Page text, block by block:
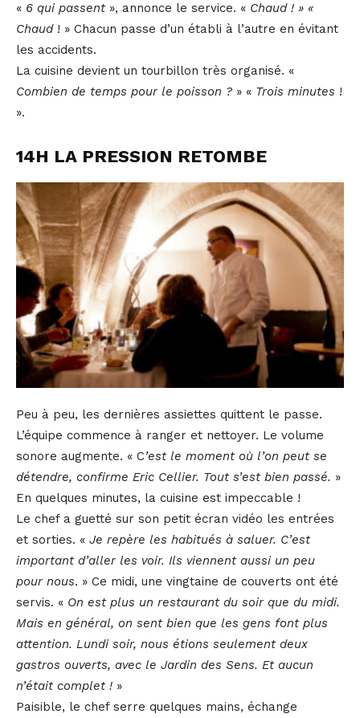
« 6 qui passent », annonce le service. « Chaud ! » «
Chaud! » Chacun passe d’un établi à l’autre en évitant
les accidents.
La cuisine devient un tourbillon très organisé. «
Combien de temps pour le poisson ? » « Trois minutes !
».
14H LA PRESSION RETOMBE
Peu à peu, les dernières assiettes quittent le passe.
L’équipe commence à ranger et nettoyer. Le volume
sonore augmente. « C’est le moment où l’on peut se
détendre, confirme Eric Cellier. Tout s’est bien passé. »
En quelques minutes, la cuisine est impeccable !
Le chef a guetté sur son petit écran vidéo les entrées
et sorties. « Je repère les habitués à saluer. C’est
important d’aller les voir. Ils viennent aussi un peu
pour nous. » Ce midi, une vingtaine de couverts ont été
servis. « On est plus un restaurant du soir que du midi.
Mais en général, on sent bien que les gens font plus
attention. Lundi soir, nous étions seulement deux
gastros ouverts, avec le Jardin des Sens. Et aucun
n’était complet ! »
Paisible, le chef serre quelques mains, échange